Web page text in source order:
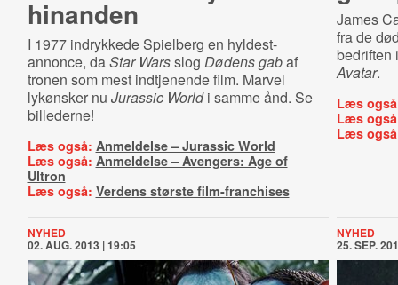
hinanden
I 1977 indrykkede Spielberg en hyldest-
annonce, daStar Warsslog Dødens gabaf
tronen som mest indtjenende film. Marvel
lykønsker nu Jurassic Worldi samme ånd. Se
billederne!
Læs også: Anmeldelse – Jurassic World
Læs også: Anmeldelse – Avengers: Age of
Ultron
Læs også: Verdens største film-franchises
James
fra de
bedriften
Avatar.
Læs
Læs
Læs
NYHED
02. AUG. 2013 | 19:05
NYHED
25. SEP.